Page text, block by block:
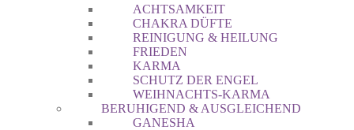
ACHTSAMKEIT
CHAKRA DÜFTE
REINIGUNG & HEILUNG
FRIEDEN
KARMA
SCHUTZ DER ENGEL
WEIHNACHTS-KARMA
BERUHIGEND & AUSGLEICHEND
GANESHA